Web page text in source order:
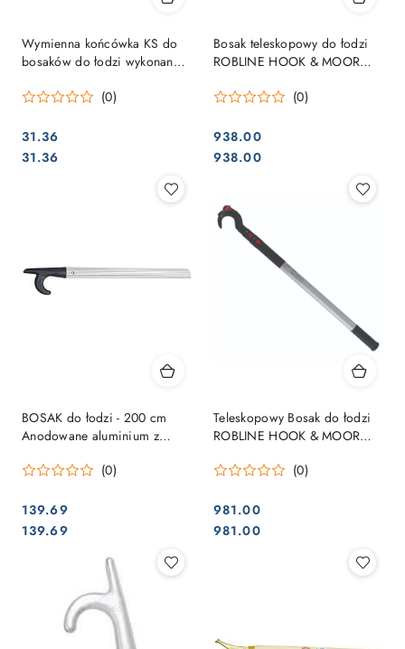
Wymienna końcówka KS do
bosaków do łodzi wykonana z
(0)
Cena:
31.36
Cena:
31.36
Bosak teleskopowy do łodzi
ROBLINE HOOK & MOOR
(0)
Cena:
938.00
Cena:
938.00
BOSAK do łodzi - 200 cm
Anodowane aluminium z
nitowane
(0)
Cena:
139.69
Cena:
139.69
Teleskopowy Bosak do łodzi
ROBLINE HOOK & MOOR
(0)
Cena:
981.00
Cena:
981.00